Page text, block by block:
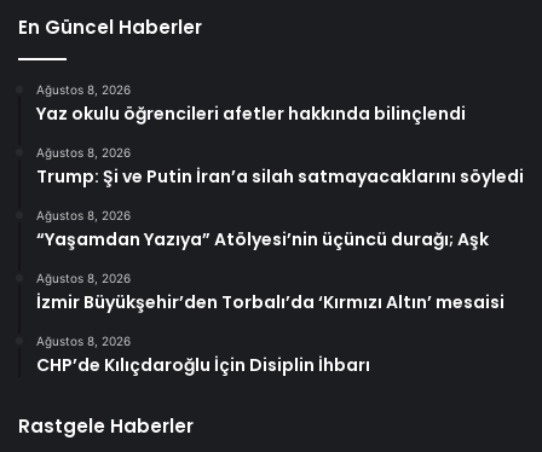
En Güncel Haberler
Ağustos 8, 2026
Yaz okulu öğrencileri afetler hakkında bilinçlendi
Ağustos 8, 2026
Trump: Şi ve Putin İran’a silah satmayacaklarını söyledi
Ağustos 8, 2026
“Yaşamdan Yazıya” Atölyesi’nin üçüncü durağı; Aşk
Ağustos 8, 2026
İzmir Büyükşehir’den Torbalı’da ‘Kırmızı Altın’ mesaisi
Ağustos 8, 2026
CHP’de Kılıçdaroğlu İçin Disiplin İhbarı
Rastgele Haberler